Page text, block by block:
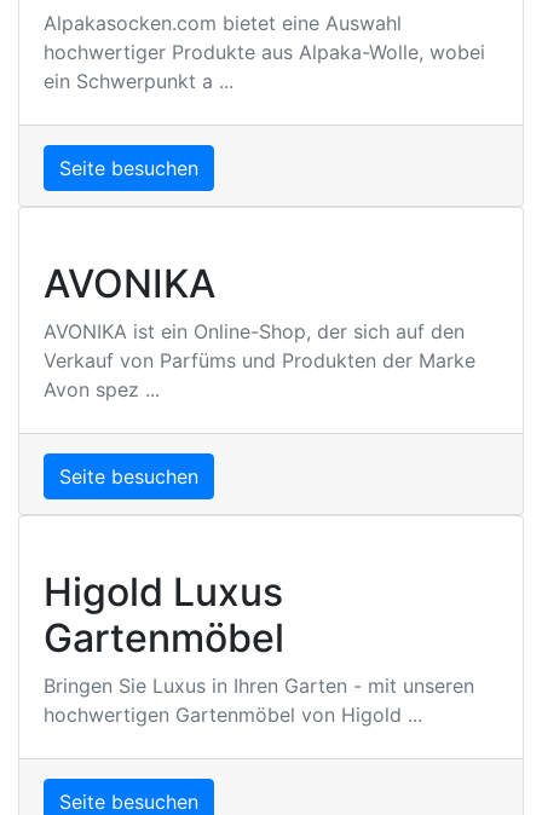
Alpakasocken.com bietet eine Auswahl
hochwertiger Produkte aus Alpaka-Wolle, wobei
ein Schwerpunkt a ...
Seite besuchen
AVONIKA
AVONIKA ist ein Online-Shop, der sich auf den
Verkauf von Parfüms und Produkten der Marke
Avon spez ...
Seite besuchen
Higold Luxus
Gartenmöbel
Bringen Sie Luxus in Ihren Garten - mit unseren
hochwertigen Gartenmöbel von Higold ...
Seite besuchen